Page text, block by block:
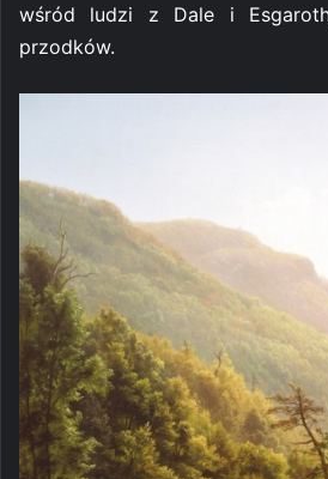
wśród ludzi z Dale i
przodków.